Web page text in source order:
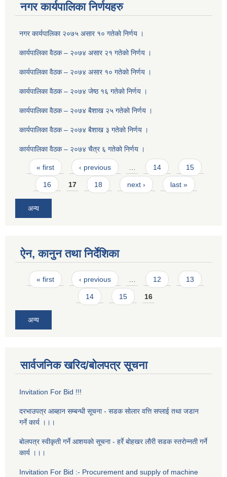
नगर कार्यपालिका निर्णयहरु
नगर कार्यपालिका २०७५ असार १० गतेकाे निर्णय ।
कार्यपालिका वैठक – २०७४ असार २१ गतेकाे निर्णय ।
कार्यपालिका वैठक – २०७४ असार १० गतेकाे निर्णय ।
कार्यपालिका वैठक – २०७४ जेष्ठ १६ गतेकाे निर्णय ।
कार्यपालिका वैठक – २०७४ बैशाख २५ गतेकाे निर्णय ।
कार्यपालिका वैठक – २०७४ बैशाख ३ गतेकाे निर्णय ।
कार्यपालिका वैठक – २०७४ चैत्र ६ गतेकाे निर्णय ।
Pages
« first ‹ previous … 14 15
16 17 18 next › last »
अन्य
ऐन, कानुन तथा निर्देशिका
Pages
« first ‹ previous 12 13
14 15 16
अन्य
सार्वजनिक खरिद/बोलपत्र सूचना
Invitation For Bid !!!
दरभाउपत्र आब्हान सम्बन्धी सूचना - सडक साेलार वत्ति सप्लाई तथा जडान
गर्ने कार्य ।।।
बाेलपत्र स्वीकृती गर्ने आशयकाे सूचना - हर्रे बाेहखर लाैरी सडक स्तराेन्नती गर्ने
कार्य ।।।
Invitation For Bid :- Procurement and supply of machine